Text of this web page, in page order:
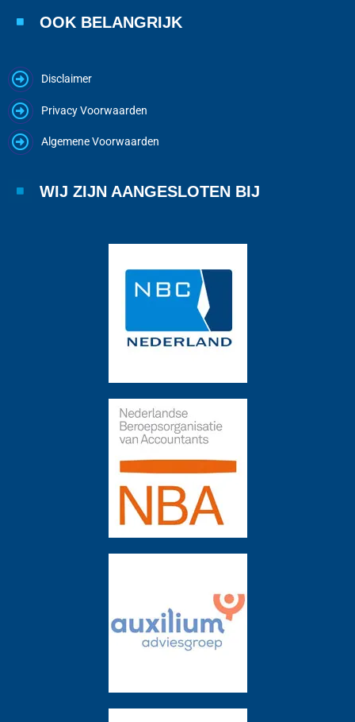
OOK BELANGRIJK
Disclaimer
Privacy Voorwaarden
Algemene Voorwaarden
WIJ ZIJN AANGESLOTEN BIJ